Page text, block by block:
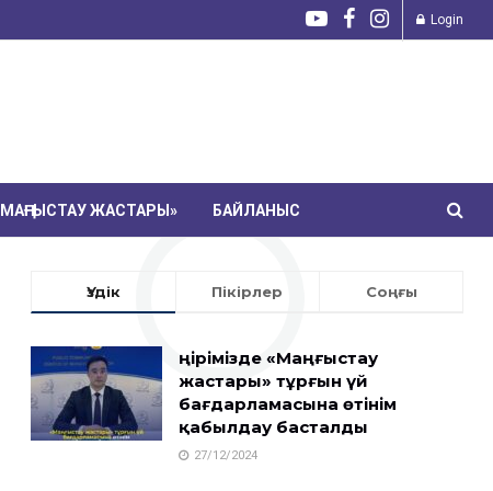
Login
ЖАСТАРЫ» БАЙЛАНЫС
Үздік Пікірлер Соңғы
Өңірімізде «Маңғыстау
жастары» тұрғын үй
бағдарламасына өтінім
қабылдау басталды
27/12/2024